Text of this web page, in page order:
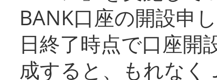
BANK口座の開設申
日終了時点で口座開
成すると、もれなく